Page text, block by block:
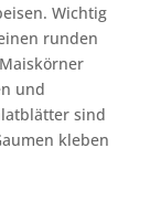
Wichtig
runden
und
sind
kleben